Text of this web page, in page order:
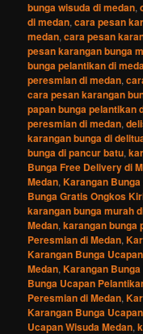
bunga wisuda di medan,
di medan,cara pesan
medan,cara pesan
pesan karangan bunga
bunga pelantikan di
peresmian di medan,
cara pesan karangan
papan bunga pelantikan
peresmian di medan,
karangan bunga di
bunga di pancur batu,
Bunga Free Delivery di
Medan,Karangan
Bunga Gratis Ongkos
karangan bunga murah
Medan,karangan bunga
Peresmian di Medan,
Karangan Bunga
Medan,Karangan
Bunga Ucapan
Peresmian di Medan,
Karangan Bunga
Ucapan Wisuda Medan,